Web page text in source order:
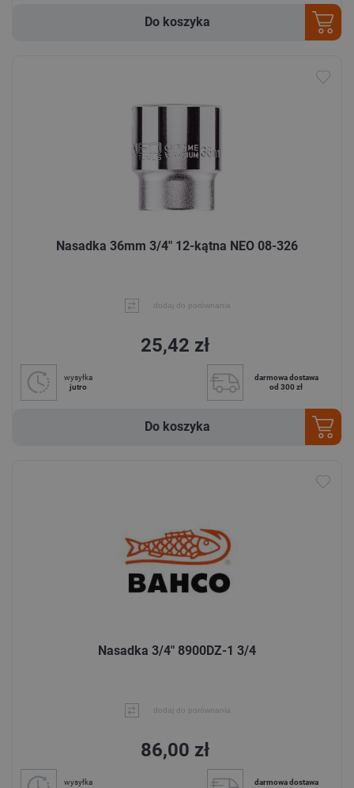
Do koszyka
Nasadka 36mm 3/4" 12-kątna NEO 08-326
dodaj do porównania
25,42 zł
wysyłka
jutro
darmowa dostawa
od 300 zł
Do koszyka
Nasadka 3/4" 8900DZ-1 3/4
dodaj do porównania
86,00 zł
wysyłka
darmowa dostawa